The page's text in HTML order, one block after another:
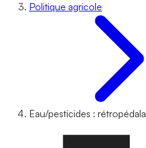
Politique agricole
Eau/pesticides :